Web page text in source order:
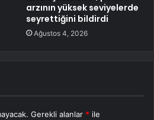
arzının yüksek seviyelerde
seyrettiğini bildirdi
Ağustos 4, 2026
Gerekli alanlar * ile